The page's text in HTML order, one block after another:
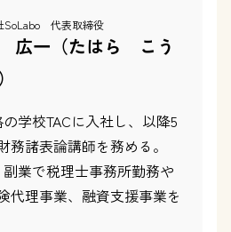
SoLabo 代表取締役
広一（たはら こう
学校TACに入社し、以降5
務諸表論講師を務める。
業で税理士事務所勤務や
代理事業、融資支援事業を